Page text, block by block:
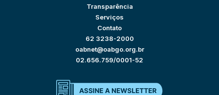
Transparência
Serviços
Contato
62 3238-2000
oabnet@oabgo.org.br
02.656.759/0001-52